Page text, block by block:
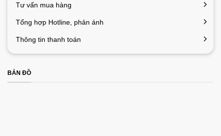
Tư vấn mua hàng
Tổng hợp Hotline, phản ánh
Thông tin thanh toán
BẢN ĐỒ